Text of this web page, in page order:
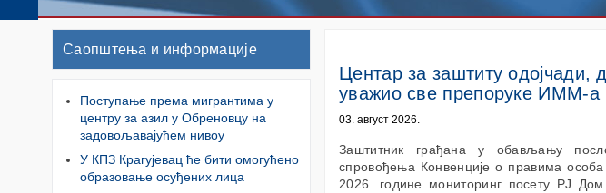
Центар за заштиту одојчади,
уважио све препоруке ИММ-а
03. август 2026.
Заштитник грађана у обављању
спровођења Конвенције о правима
2026. године мониторинг посету РЈ
Саопштења и информације
Поступање према мигрантима у
центру за азил у Обреновцу на
задовољавајућем нивоу
У КПЗ Крагујевац ће бити омогућено
образовање осуђених лица